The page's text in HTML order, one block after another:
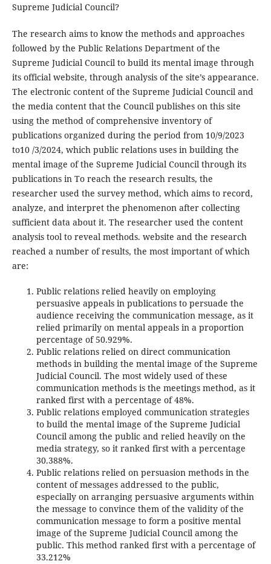
Supreme Judicial Council?
The research aims to know the methods and approaches
followed by the Public Relations Department of the
Supreme Judicial Council to build its mental image through
its official website, through analysis of the site’s appearance.
The electronic content of the Supreme Judicial Council and
the media content that the Council publishes on this site
using the method of comprehensive inventory of
publications organized during the period from 10/9/2023
to10 /3/2024, which public relations uses in building the
mental image of the Supreme Judicial Council through its
publications in To reach the research results, the
researcher used the survey method, which aims to record,
analyze, and interpret the phenomenon after collecting
sufficient data about it. The researcher used the content
analysis tool to reveal methods. website and the research
reached a number of results, the most important of which
are:
Public relations relied heavily on employing
persuasive appeals in publications to persuade the
audience receiving the communication message, as it
relied primarily on mental appeals in a proportion
percentage of 50.929%.
Public relations relied on direct communication
methods in building the mental image of the Supreme
Judicial Council. The most widely used of these
communication methods is the meetings method, as it
ranked first with a percentage of 48%.
Public relations employed communication strategies
to build the mental image of the Supreme Judicial
Council among the public and relied heavily on the
media strategy, so it ranked first with a percentage
30.388%.
Public relations relied on persuasion methods in the
content of messages addressed to the public,
especially on arranging persuasive arguments within
the message to convince them of the validity of the
communication message to form a positive mental
image of the Supreme Judicial Council among the
public. This method ranked first with a percentage of
33.212%